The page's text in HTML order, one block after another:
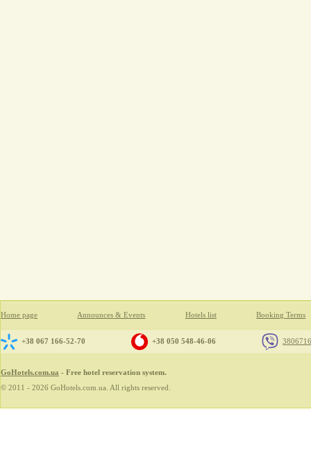
Home page Announces & Events Hotels list Booking Terms
+38 067 166-52-70 +38 050 548-46-06
GoHotels.com.ua - Free hotel reservation system.
© 2011 - 2026 GoHotels.com.ua. All rights reserved.